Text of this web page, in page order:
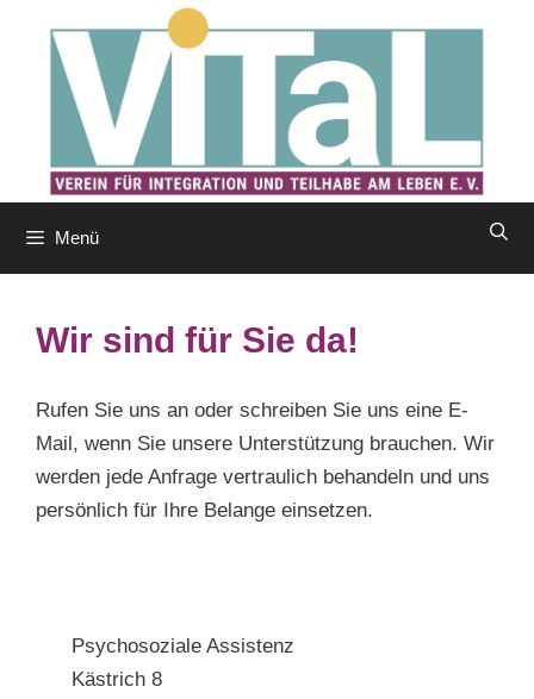
springen
Menü
Wir sind für Sie da!
Rufen Sie uns an oder schreiben Sie uns eine E-
Mail, wenn Sie unsere Unterstützung brauchen. Wir
werden jede Anfrage vertraulich behandeln und uns
persönlich für Ihre Belange einsetzen.
Psychosoziale Assistenz
Kästrich 8